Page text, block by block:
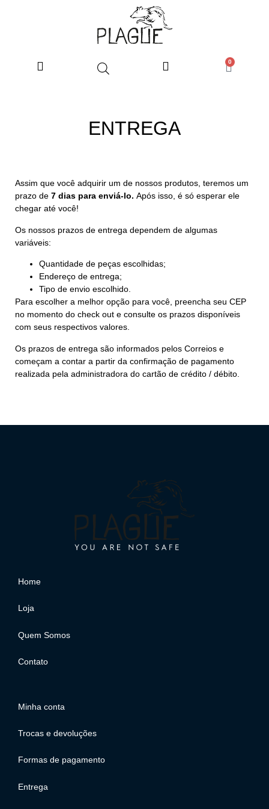
0
ENTREGA
Assim que você adquirir um de nossos produtos, teremos um
prazo de 7 dias para enviá-lo. Após isso, é só esperar ele
chegar até você!
Os nossos prazos de entrega dependem de algumas
variáveis:
Quantidade de peças escolhidas;
Endereço de entrega;
Tipo de envio escolhido.
Para escolher a melhor opção para você, preencha seu CEP
no momento do check out e consulte os prazos disponíveis
com seus respectivos valores.
Os prazos de entrega são informados pelos Correios e
começam a contar a partir da confirmação de pagamento
realizada pela administradora do cartão de crédito / débito.
Home
Loja
Quem Somos
Contato
Minha conta
Trocas e devoluções
Formas de pagamento
Entrega